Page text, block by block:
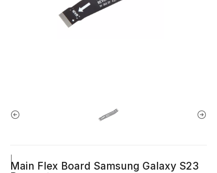
Main Flex Board Samsung Galaxy S23